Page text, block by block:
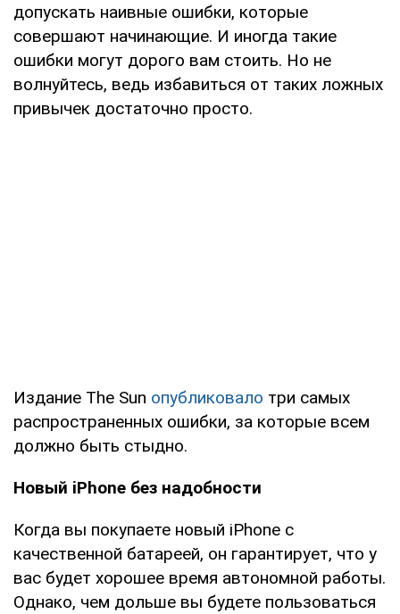
допускать наивные ошибки, которые
совершают начинающие. И иногда такие
ошибки могут дорого вам стоить. Но не
волнуйтесь, ведь избавиться от таких ложных
привычек достаточно просто.
Издание The Sun опубликовало три самых
распространенных ошибки, за которые всем
должно быть стыдно.
Новый iPhone без надобности
Когда вы покупаете новый iPhone с
качественной батареей, он гарантирует, что у
вас будет хорошее время автономной работы.
Однако, чем дольше вы будете пользоваться